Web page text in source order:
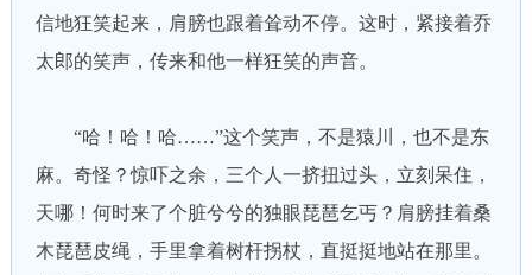
信地狂笑起来，肩膀也跟着耸动不停。这时，紧接着乔
太郎的笑声，传来和他一样狂笑的声音。
“哈！哈！哈……”这个笑声，不是猿川，也不是东
麻。奇怪？惊吓之余，三个人一挤扭过头，立刻呆住，
天哪！何时来了个脏兮兮的独眼琵琶乞丐？肩膀挂着桑
木琵琶皮绳，手里拿着树杆拐杖，直挺挺地站在那里。